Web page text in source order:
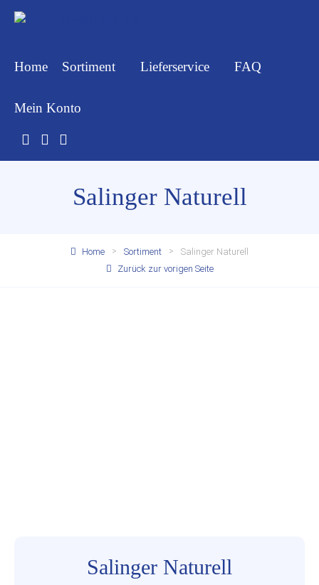
Home Sortiment Lieferservice FAQ
Mein Konto
Salinger Naturell
Home Sortiment
Salinger Naturell
Zurück zur vorigen Seite
Salinger Naturell